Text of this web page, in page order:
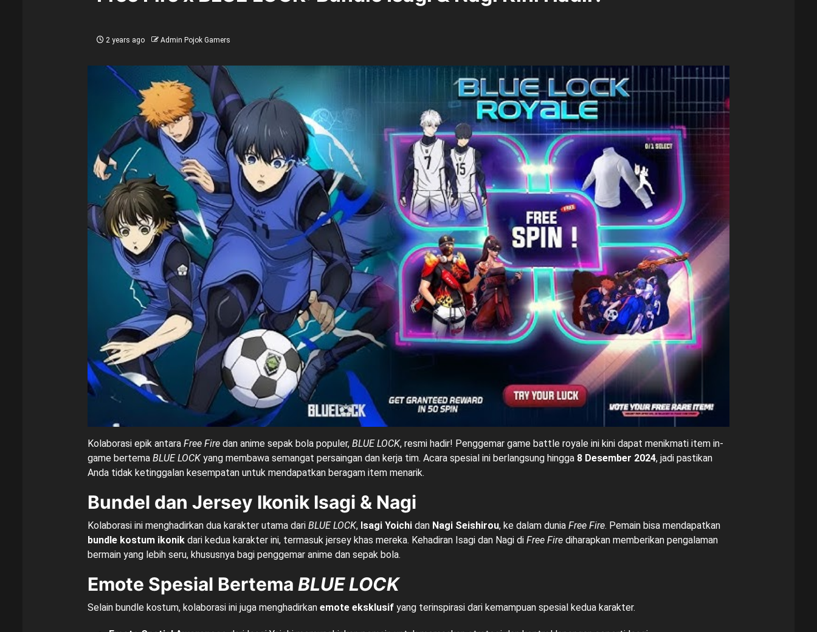
2 years ago Admin Pojok Gamers
Kolaborasi epik antara Free Firedan anime sepak bola populer, BLUE LOCK, resmi hadir! Penggemar game battle royale ini kini dapat menikmati item in-
game bertema BLUE LOCKyang membawa semangat persaingan dan kerja tim. Acara spesial ini berlangsung hingga 8 Desember 2024, jadi pastikan
Anda tidak ketinggalan kesempatan untuk mendapatkan beragam item menarik.
Bundel dan Jersey Ikonik Isagi & Nagi
Kolaborasi ini menghadirkan dua karakter utama dari BLUE LOCK, Isagi Yoichidan Nagi Seishirou, ke dalam dunia Free Fire. Pemain bisa mendapatkan
bundle kostum ikonikdari kedua karakter ini, termasuk jersey khas mereka. Kehadiran Isagi dan Nagi di Free Firediharapkan memberikan pengalaman
bermain yang lebih seru, khususnya bagi penggemar anime dan sepak bola.
Emote Spesial Bertema BLUE LOCK
Selain bundle kostum, kolaborasi ini juga menghadirkan emote eksklusifyang terinspirasi dari kemampuan spesial kedua karakter.